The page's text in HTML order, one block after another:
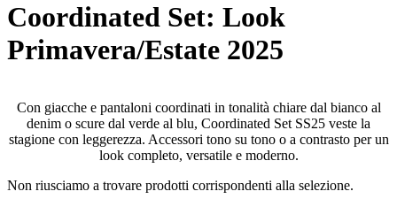
Coordinated Set: Look
Primavera/Estate 2025
Con giacche e pantaloni coordinati in tonalità chiare dal bianco al
denim o scure dal verde al blu, Coordinated Set SS25 veste la
stagione con leggerezza. Accessori tono su tono o a contrasto per un
look completo, versatile e moderno.
Non riusciamo a trovare prodotti corrispondenti alla selezione.